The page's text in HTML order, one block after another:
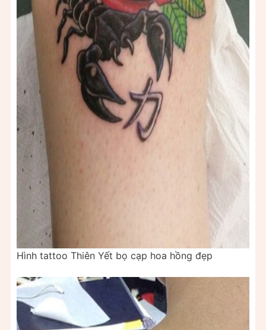
Hình tattoo Thiên Yết bọ cạp hoa hồng đẹp